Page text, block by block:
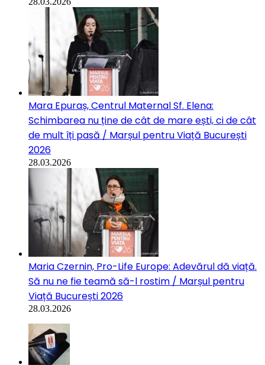
Mara Epuraș, Centrul Maternal Sf. Elena:
Schimbarea nu ține de cât de mare ești, ci de cât
de mult îți pasă / Marșul pentru Viață București
2026
28.03.2026
Maria Czernin, Pro-Life Europe: Adevărul dă viață.
Să nu ne fie teamă să-l rostim / Marșul pentru
Viață București 2026
28.03.2026